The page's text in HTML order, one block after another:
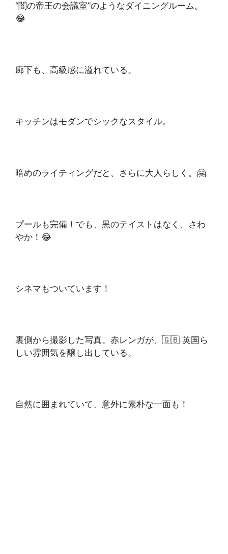
“闇の帝王の会議室”のようなダイニングルーム。
😂
廊下も、高級感に溢れている。
キッチンはモダンでシックなスタイル。
暗めのライティングだと、さらに大人らしく。🤗
プールも完備！でも、黒のテイストはなく、さわ
やか！😂
シネマもついています！
裏側から撮影した写真。赤レンガが、🇬🇧 英国ら
しい雰囲気を醸し出している。
自然に囲まれていて、意外に素朴な一面も！